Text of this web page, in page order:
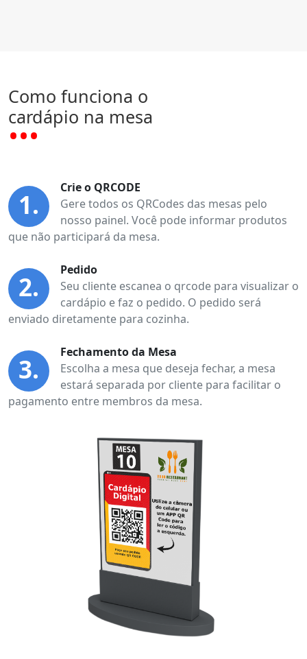
Como funciona o
cardápio na mesa
1.
Crie o QRCODE
Gere todos os QRCodes das mesas pelo
nosso painel. Você pode informar produtos
que não participará da mesa.
2.
Pedido
Seu cliente escanea o qrcode para visualizar o
cardápio e faz o pedido. O pedido será
enviado diretamente para cozinha.
3.
Fechamento da Mesa
Escolha a mesa que deseja fechar, a mesa
estará separada por cliente para facilitar o
pagamento entre membros da mesa.